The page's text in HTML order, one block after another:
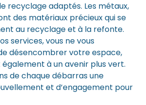
recyclage adaptés. Les métaux,
des matériaux précieux qui se
au recyclage et à la refonte.
services, vous ne vous
désencombrer votre espace,
à un avenir plus vert.
de chaque débarras une
et d’engagement pour